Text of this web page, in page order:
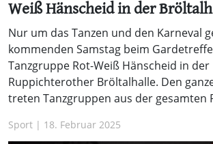
Weiß Hänscheid in der
Nur um das Tanzen und den Karneval
kommenden Samstag beim
Tanzgruppe Rot-Weiß Hänscheid in der
Ruppichterother Bröltalhalle. Den
treten Tanzgruppen aus der gesamten
Sport | 18. Februar 2025